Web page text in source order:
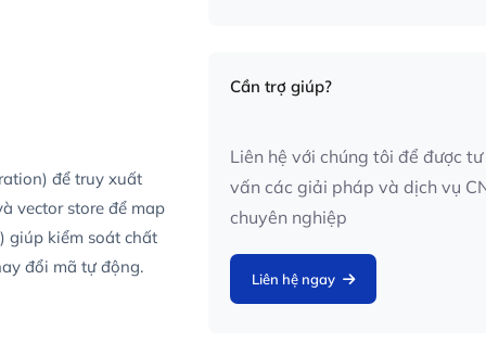
để truy xuất
vector store để map
giúp kiểm soát chất
đổi mã tự động.
Cần trợ giúp?
Liên hệ với chúng tôi để được tư
vấn các giải pháp và dịch vụ
chuyên nghiệp
Liên hệ ngay